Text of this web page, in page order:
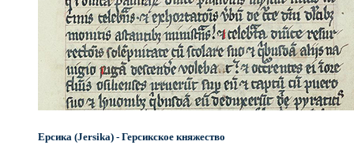
Ерсика (Jersika) - Герсикское княжество